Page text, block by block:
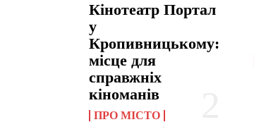
Кінотеатр Портал
у
Кропивницькому:
місце для
справжніх
кіноманів
ПРО МІСТО